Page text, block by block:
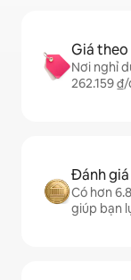
Giá
Nơi nghỉ
262.159
Đánh
Có hơn
giúp bạn